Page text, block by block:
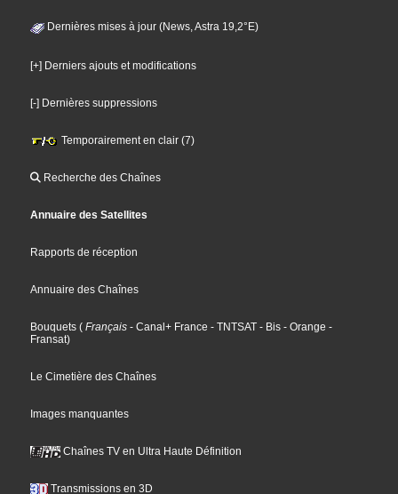
Dernières mises à jour (News, Astra 19,2°E)
[+] Derniers ajouts et modifications
[-] Dernières suppressions
Temporairement en clair (7)
Recherche des Chaînes
Annuaire des Satellites
Rapports de réception
Annuaire des Chaînes
Bouquets ( Français - Canal+ France - TNTSAT - Bis - Orange -
Fransat)
Le Cimetière des Chaînes
Images manquantes
Chaînes TV en Ultra Haute Définition
Transmissions en 3D